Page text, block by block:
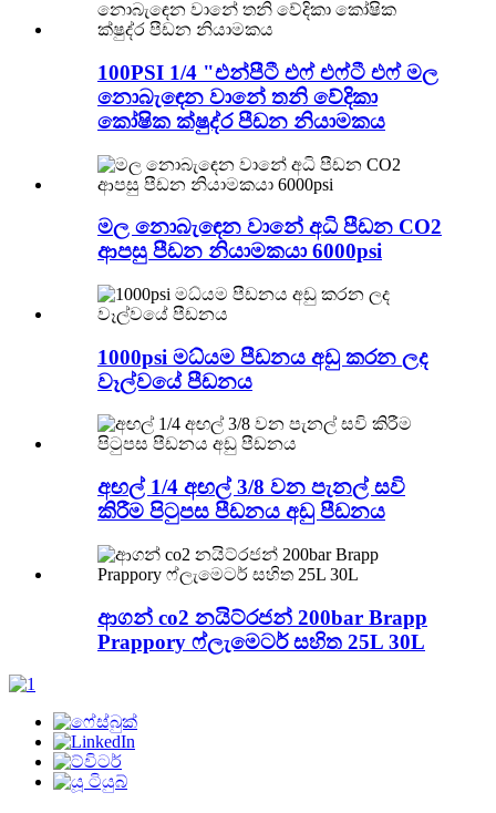
100PSI 1/4 "එන්පීටී එෆ් එෆ්ටී එෆ් මල
නොබැඳෙන වානේ තනි වේදිකා
කෝෂික ක්ෂුද්ර පීඩන නියාමකය
මල නොබැඳෙන වානේ අධි පීඩන CO2
ආපසු පීඩන නියාමකයා 6000psi
1000psi මධ්යම පීඩනය අඩු කරන ලද
වෑල්වයේ පීඩනය
අඟල් 1/4 අඟල් 3/8 වන පැනල් සවි
කිරීම පිටුපස පීඩනය අඩු පීඩනය
ආගන් co2 නයිට්රජන් 200bar Brapp
Prappory ෆ්ලැමෙටර් සහිත 25L 30L